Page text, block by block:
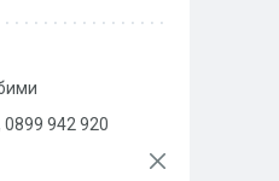
0899 942 920